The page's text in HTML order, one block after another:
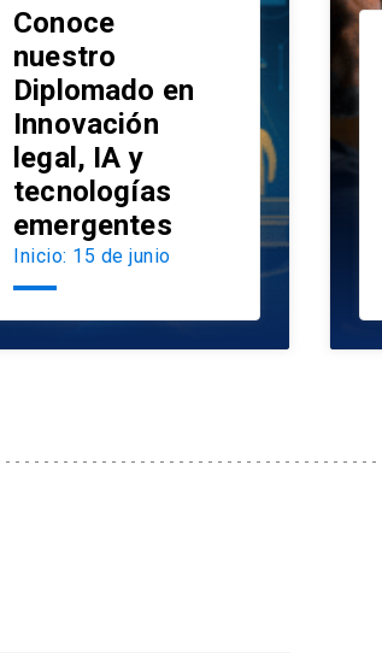
Conoce
nuestro
Diplomado en
Innovación
legal, IA y
tecnologías
emergentes
Inicio: 15 de junio